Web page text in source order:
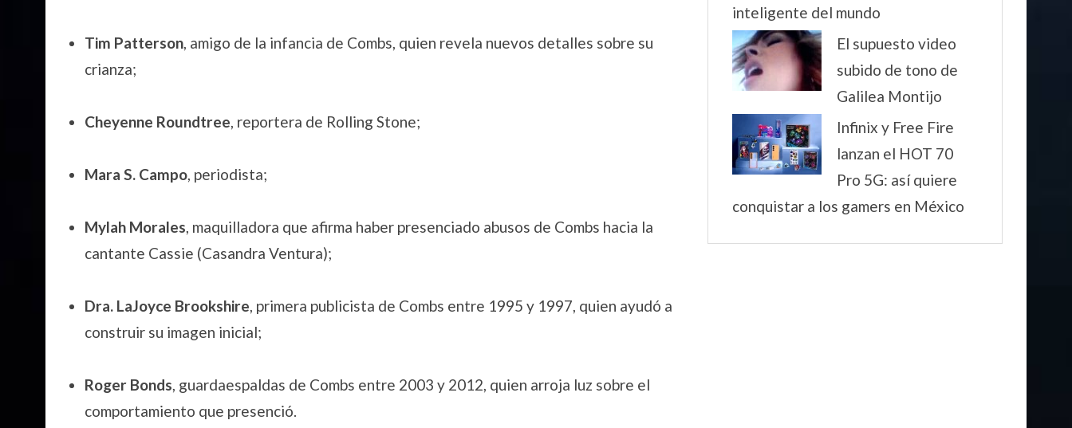
Tim Patterson, amigo de la infancia de Combs, quien revela nuevos detalles sobre su
crianza;
Cheyenne Roundtree, reportera de Rolling Stone;
Mara S. Campo, periodista;
Mylah Morales, maquilladora que afirma haber presenciado abusos de Combs hacia la
cantante Cassie (Casandra Ventura);
Dra. LaJoyce Brookshire, primera publicista de Combs entre 1995 y 1997, quien ayudó a
construir su imagen inicial;
Roger Bonds, guardaespaldas de Combs entre 2003 y 2012, quien arroja luz sobre el
comportamiento que presenció.
inteligente del mundo
El supuesto video
subido de tono de
Galilea Montijo
Infinix y Free Fire
lanzan el HOT 70
Pro 5G: así quiere
conquistar a los gamers en México